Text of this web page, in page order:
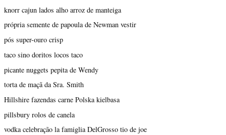
knorr cajun lados alho arroz de manteiga
própria semente de papoula de Newman vestir
pós super-ouro crisp
taco sino doritos locos taco
picante nuggets pepita de Wendy
torta de maçã da Sra. Smith
Hillshire fazendas carne Polska kielbasa
pillsbury rolos de canela
vodka celebração la famiglia DelGrosso tio de joe